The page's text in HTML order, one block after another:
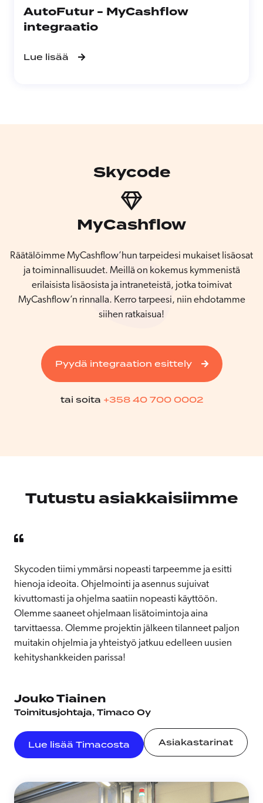
AutoFutur - MyCashflow
integraatio
Lue lisää
Skycode
MyCashflow
Räätälöimme MyCashflow’hun tarpeidesi mukaiset lisäosat
ja toiminnallisuudet. Meillä on kokemus kymmenistä
erilaisista lisäosista ja intraneteistä, jotka toimivat
MyCashflow’n rinnalla. Kerro tarpeesi, niin ehdotamme
siihen ratkaisua!
Pyydä integraation esittely
tai soita +358 40 700 0002
Tutustu asiakkaisiimme
Skycoden tiimi ymmärsi nopeasti tarpeemme ja esitti
hienoja ideoita. Ohjelmointi ja asennus sujuivat
kivuttomasti ja ohjelma saatiin nopeasti käyttöön.
Olemme saaneet ohjelmaan lisätoimintoja aina
tarvittaessa. Olemme projektin jälkeen tilanneet paljon
muitakin ohjelmia ja yhteistyö jatkuu edelleen uusien
kehityshankkeiden parissa!
Jouko Tiainen
Toimitusjohtaja, Timaco Oy
Lue lisää Timacosta Asiakastarinat